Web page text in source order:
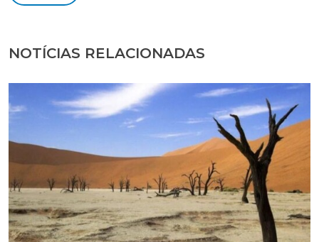
NOTÍCIAS RELACIONADAS